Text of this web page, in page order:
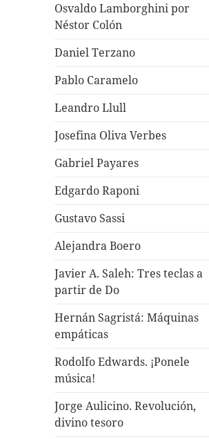
Osvaldo Lamborghini por
Néstor Colón
Daniel Terzano
Pablo Caramelo
Leandro Llull
Josefina Oliva Verbes
Gabriel Payares
Edgardo Raponi
Gustavo Sassi
Alejandra Boero
Javier A. Saleh: Tres teclas a
partir de Do
Hernán Sagristá: Máquinas
empáticas
Rodolfo Edwards. ¡Ponele
música!
Jorge Aulicino. Revolución,
divino tesoro